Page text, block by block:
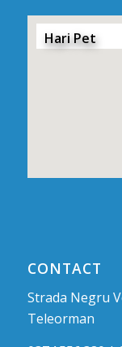
Hari Pet
CONTACT
Strada Negru
Teleorman